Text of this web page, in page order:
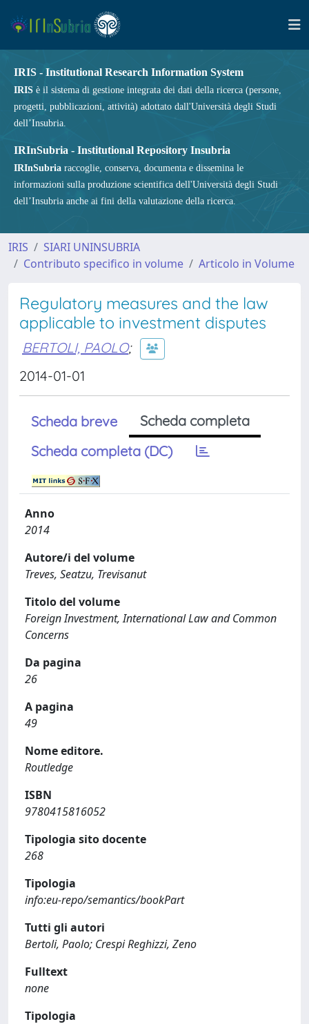
IRIS - Institutional Research Information System
IRIS è il sistema di gestione integrata dei dati della ricerca (persone,
progetti, pubblicazioni, attività) adottato dall'Università degli Studi
dell’Insubria.
IRInSubria - Institutional Repository Insubria
IRInSubria raccoglie, conserva, documenta e dissemina le
informazioni sulla produzione scientifica dell'Università degli Studi
dell’Insubria anche ai fini della valutazione della ricerca.
IRIS
SIARI UNINSUBRIA
Contributo specifico in volume
Articolo in Volume
Regulatory measures and the law
applicable to investment disputes
BERTOLI, PAOLO;
2014-01-01
Scheda breve
Scheda completa
Scheda completa (DC)
Anno
2014
Autore/i del volume
Treves, Seatzu, Trevisanut
Titolo del volume
Foreign Investment, International Law and Common
Concerns
Da pagina
26
A pagina
49
Nome editore.
Routledge
ISBN
9780415816052
Tipologia sito docente
268
Tipologia
info:eu-repo/semantics/bookPart
Tutti gli autori
Bertoli, Paolo; Crespi Reghizzi, Zeno
Fulltext
none
Tipologia